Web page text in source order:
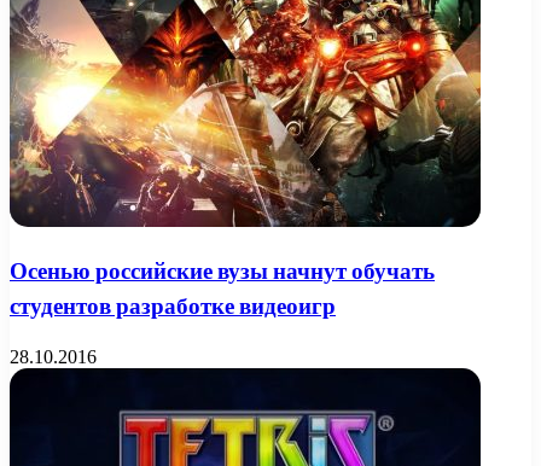
Осенью российские вузы начнут обучать
студентов разработке видеоигр
28.10.2016